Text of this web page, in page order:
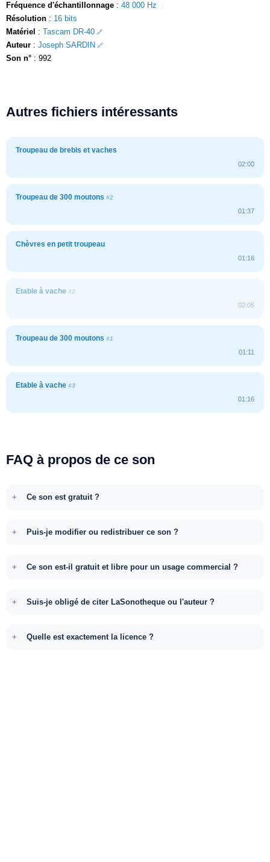
Fréquence d'échantillonnage : 48 000 Hz
Résolution : 16 bits
Matériel : Tascam DR-40
Auteur : Joseph SARDIN
Son n° : 992
Autres fichiers intéressants
Troupeau de brebis et vaches
02:00
Troupeau de 300 moutons #2
01:37
Chèvres en petit troupeau
01:16
Etable à vache #2
02:05
Troupeau de 300 moutons #1
01:11
Etable à vache #3
01:16
FAQ à propos de ce son
Ce son est gratuit ?
Puis-je modifier ou redistribuer ce son ?
Ce son est-il gratuit et libre pour un usage commercial ?
Suis-je obligé de citer LaSonotheque ou l'auteur ?
Quelle est exactement la licence ?